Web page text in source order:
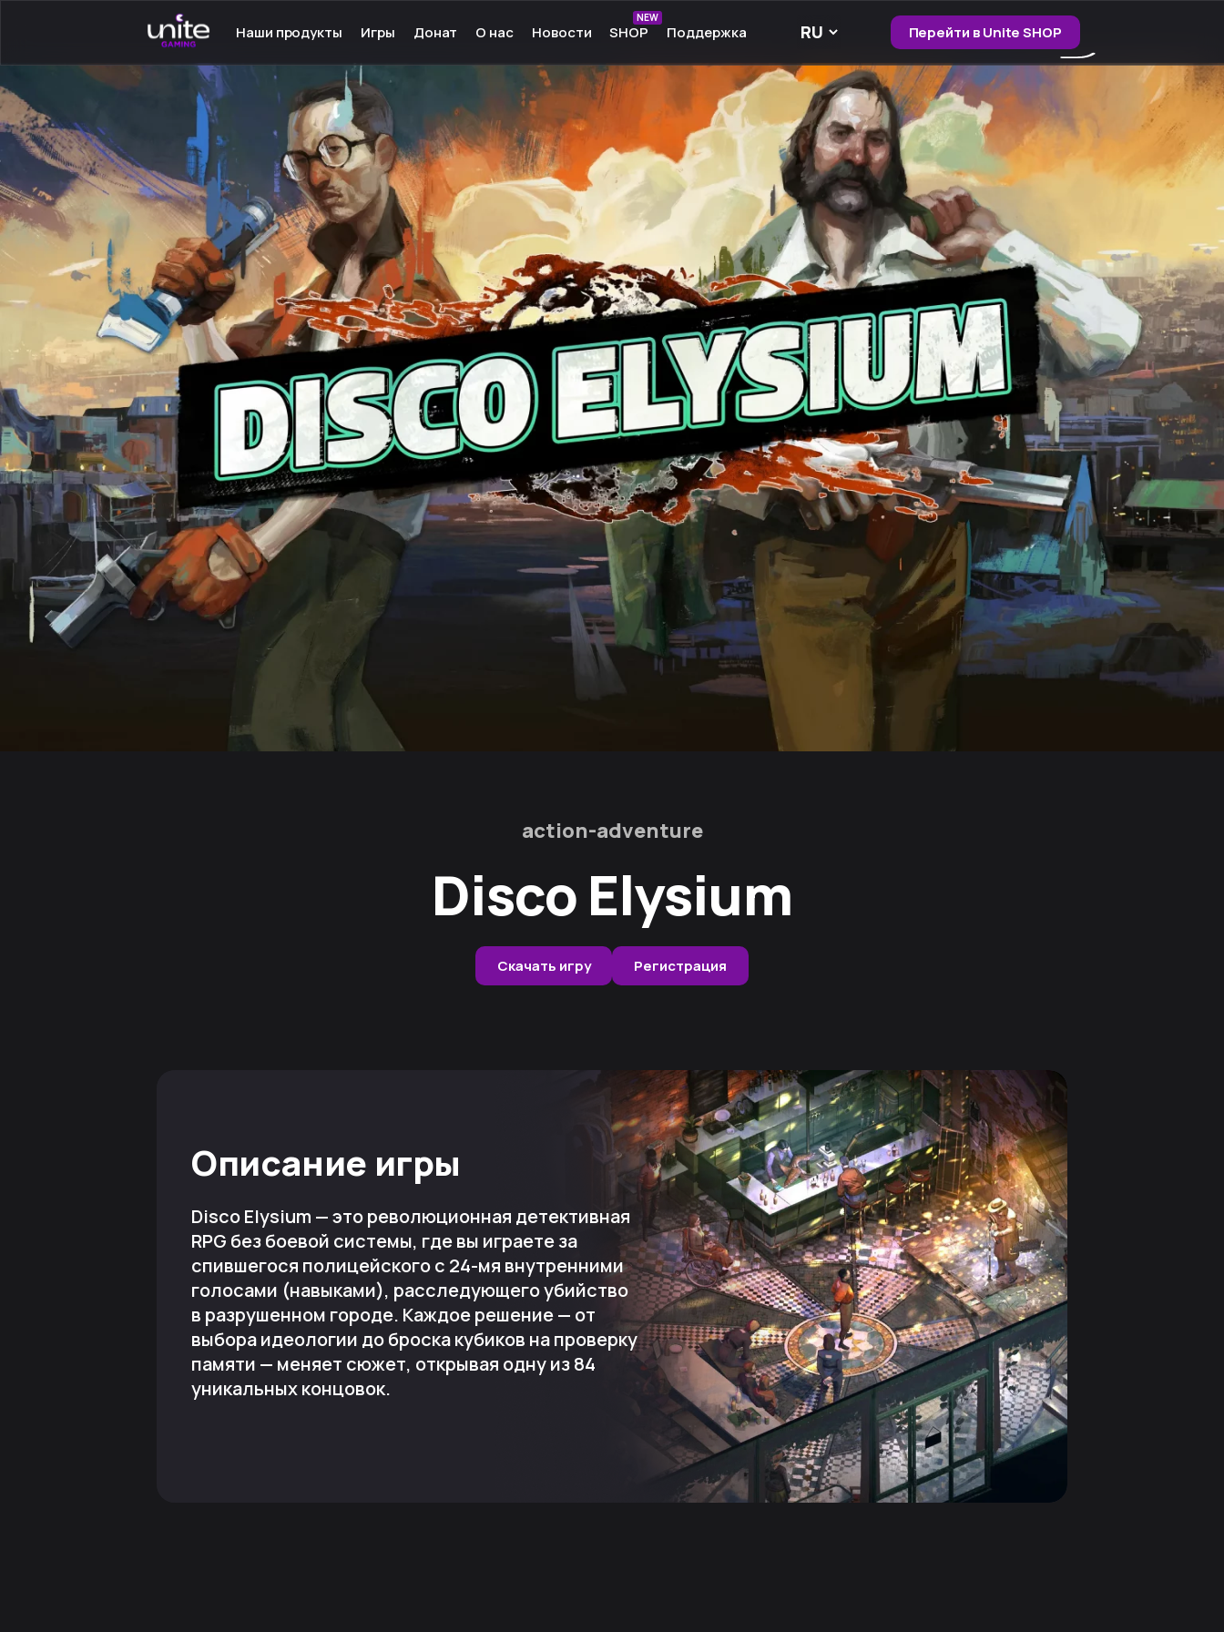
Наши продукты
Launcher для PC
Launcher для Android
TeamSpeak для PC
Mumble для Android
Покупка игр
Ключ - Steam
Игры
Серверные игры
Сетевые игры
Одиночные игры
Программы для игр
Игры на Android
Инструкции к играм
Донат О нас
Команда
Культура
Партнёры
Карьера
Ресурсы
Сообщество
Новости SHOP
NEW
Поддержка Перейти в Unite SHOP
action-adventure
Disco Elysium
Скачать игру Регистрация
Описание игры
Disco Elysium — это революционная детективная
RPG без боевой системы, где вы играете за
спившегося полицейского с 24-мя внутренними
голосами (навыками), расследующего убийство
в разрушенном городе. Каждое решение — от
выбора идеологии до броска кубиков на проверку
памяти — меняет сюжет, открывая одну из 84
уникальных концовок.